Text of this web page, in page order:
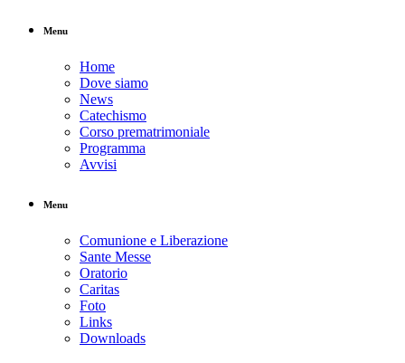
Menu
Home
Dove siamo
News
Catechismo
Corso prematrimoniale
Programma
Avvisi
Menu
Comunione e Liberazione
Sante Messe
Oratorio
Caritas
Foto
Links
Downloads